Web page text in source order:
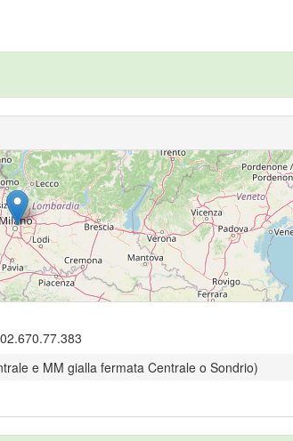
02.670.77.383
e MM gialla fermata Centrale o Sondrio)
10
15
156